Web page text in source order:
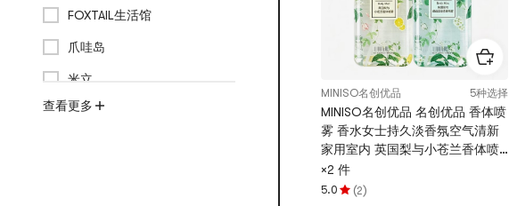
FOXTAIL生活馆
爪哇岛
米立
查看更多
MINISO名创优品 5种选择
MINISO名创优品 名创优品 香体喷
雾 香水女士持久淡香氛空气清新
家用室内 英国梨与小苍兰香体喷
雾+雅致白茶香体喷雾组合装
200ml
×2 件
5.0
评
(2)